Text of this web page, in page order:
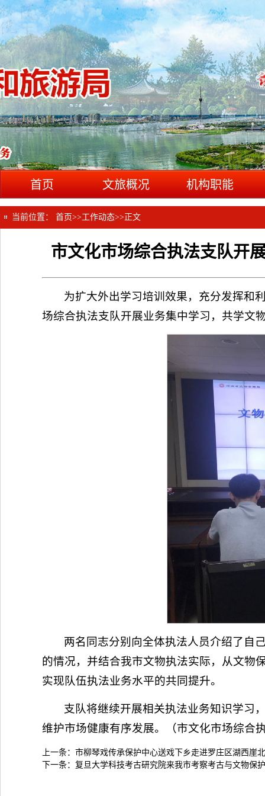
首页 文旅概况 机构职能
当前位置： 首页>>工作动态>> 正文
市文化市场综合执法支队开
为扩大外出学习培训效果，充分发挥和
场综合执法支队开展业务集中学习，共学文
两名同志分别向全体执法人员介绍了自
的情况，并结合我市文物执法实际，从文物
实现队伍执法业务水平的共同提升。
支队将继续开展相关执法业务知识学习
维护市场健康有序发展。（市文化市场综合
上一条： 市柳琴戏传承保护中心送戏下乡走进罗庄区湖西崖
下一条： 复旦大学科技考古研究院来我市考察考古与文物保